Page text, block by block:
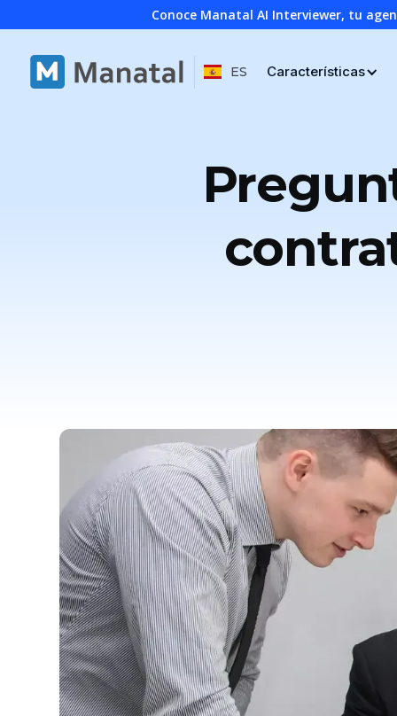
Conoce Manatal AI Interviewer, tu
ES Características